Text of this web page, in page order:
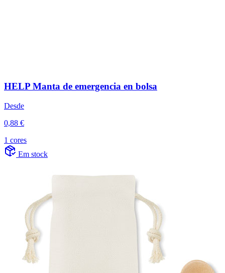
HELP Manta de emergencia en bolsa
Desde
0,88 €
1 cores
Em stock